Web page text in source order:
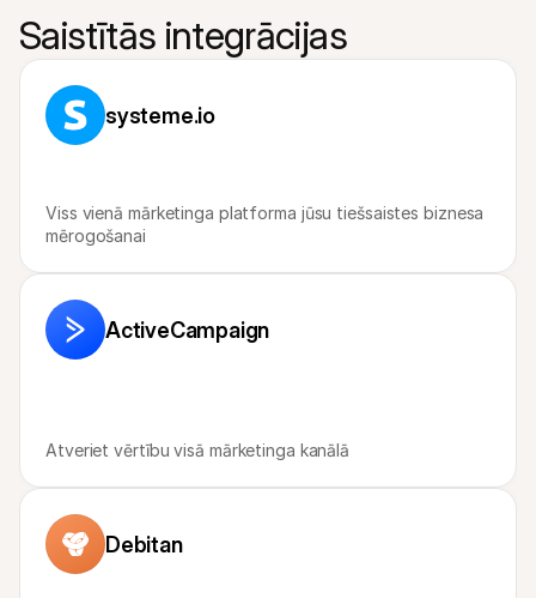
Saistītās integrācijas
systeme.io
Viss vienā mārketinga platforma jūsu tiešsaistes biznesa
mērogošanai
ActiveCampaign
Atveriet vērtību visā mārketinga kanālā
Debitan